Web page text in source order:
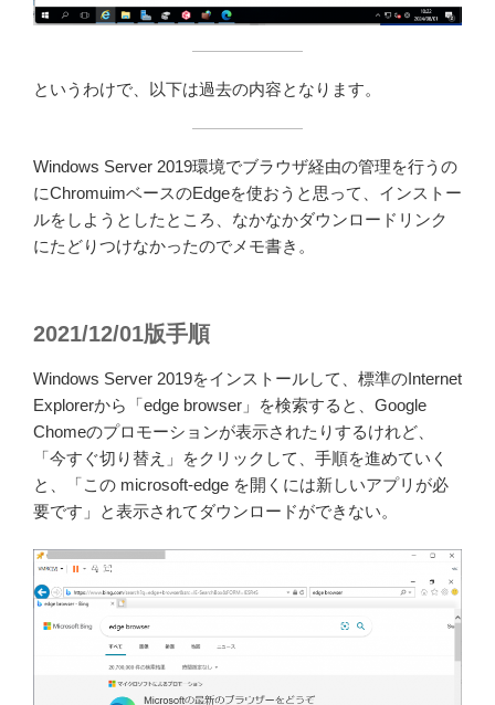
というわけで、以下は過去の内容となります。
Windows Server 2019環境でブラウザ経由の管理を行うの
にChromuimベースのEdgeを使おうと思って、インストー
ルをしようとしたところ、なかなかダウンロードリンク
にたどりつけなかったのでメモ書き。
2021/12/01版手順
Windows Server 2019をインストールして、標準のInternet
Explorerから「edge browser」を検索すると、Google
Chomeのプロモーションが表示されたりするけれど、
「今すぐ切り替え」をクリックして、手順を進めていく
と、「この microsoft-edge を開くには新しいアプリが必
要です」と表示されてダウンロードができない。